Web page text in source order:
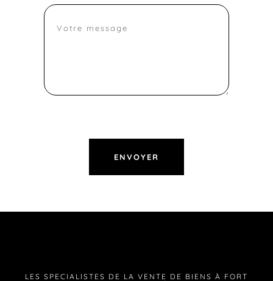
LES SPECIALISTES DE LA VENTE DE BIENS À FORT